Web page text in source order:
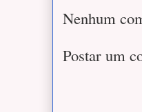
Nenhum
Postar um